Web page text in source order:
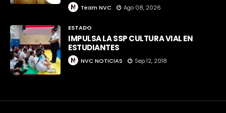
Team NVC Ago 08, 2026
ESTADO
IMPULSA LA SSP CULTURA VIAL EN
ESTUDIANTES
NVC NOTICIAS Sep 12, 2018